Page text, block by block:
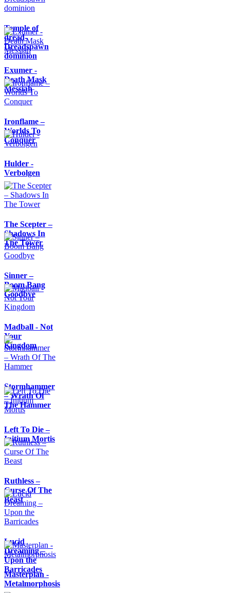
Temple of
dread-
Dreadspawn
dominion
Exumer -
Death Mask
Messiah
Ironflame –
Worlds To
Conquer
Hulder -
Verbolgen
The Scepter –
Shadows In
The Tower
Sinner –
Boom Bang
Goodbye
Madball - Not
Your
Kingdom
Stormhammer
– Wrath Of
The Hammer
Left To Die –
Initium Mortis
Ruthless –
Curse Of The
Beast
Lucid
Dreaming –
Upon the
Barricades
Masterplan -
Metalmorphosis